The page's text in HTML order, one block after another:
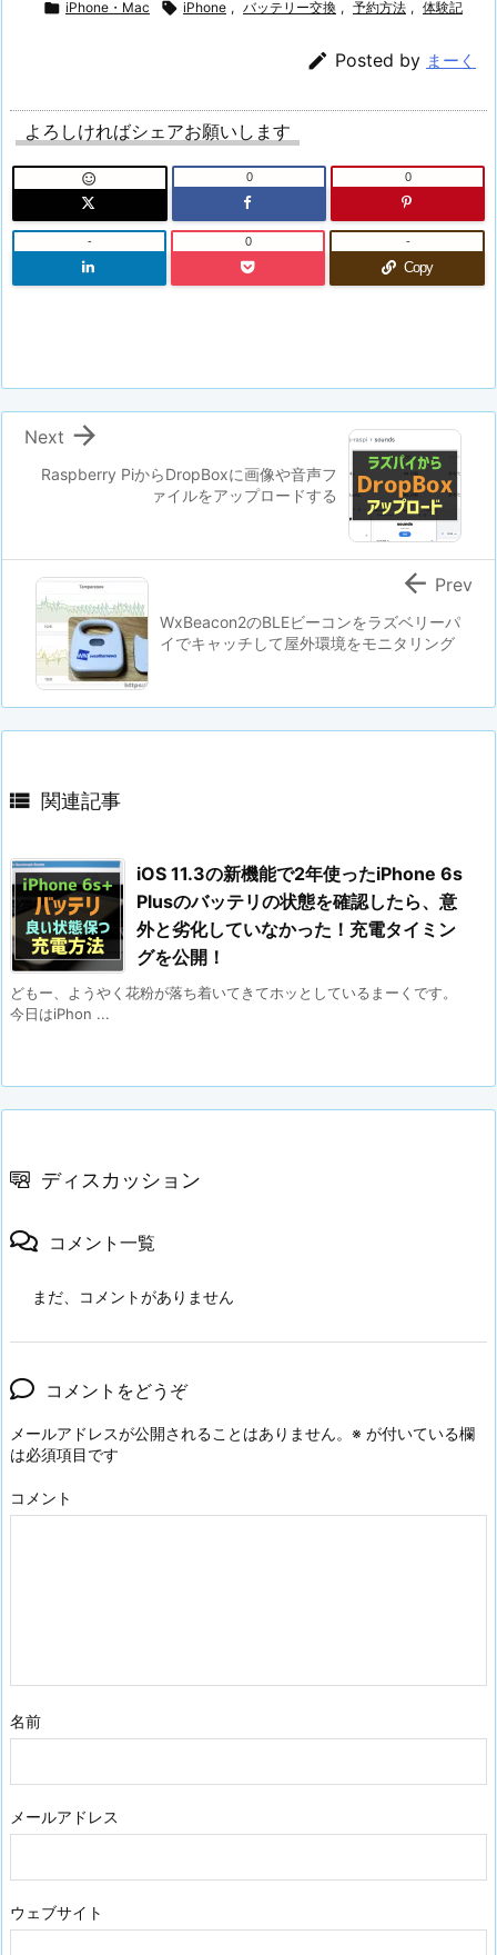
 iPhone・Mac  iPhone , バッテリー交換 , 予約方法 , 体験記
 Posted by まーく
よろしければシェアお願いします
 0 0
- 0
Copy
-
Raspberry PiからDropBoxに画像や音声フ
ァイルをアップロードする

Next
WxBeacon2のBLEビーコンをラズベリーパ
イでキャッチして屋外環境をモニタリング
 Prev
 関連記事
iOS 11.3の新機能で2年使ったiPhone 6s
Plusのバッテリの状態を確認したら、意
外と劣化していなかった！充電タイミン
グを公開！
どもー、ようやく花粉が落ち着いてきてホッとしているまーくです。
今日はiPhon ...
ディスカッション
コメント一覧
まだ、コメントがありません
コメントをどうぞ
メールアドレスが公開されることはありません。 ※ が付いている欄
は必須項目です
コメント
名前
メールアドレス
ウェブサイト